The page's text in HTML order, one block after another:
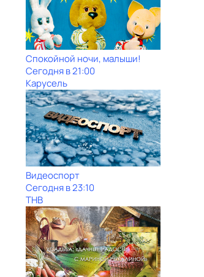
Спокойной ночи, малыши!
Сегодня в 21:00
Карусель
Видеоспорт
Сегодня в 23:10
ТНВ